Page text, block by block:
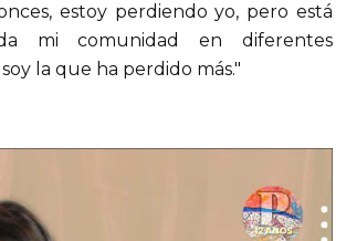
estoy perdiendo yo, pero está
mi comunidad en diferentes
la que ha perdido más."